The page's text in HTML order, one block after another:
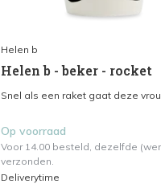
Helen b
Helen b - beker - rocket
Snel als een raket gaat deze
Op voorraad
Voor 14.00 besteld, dezelfde
verzonden.
Deliverytime